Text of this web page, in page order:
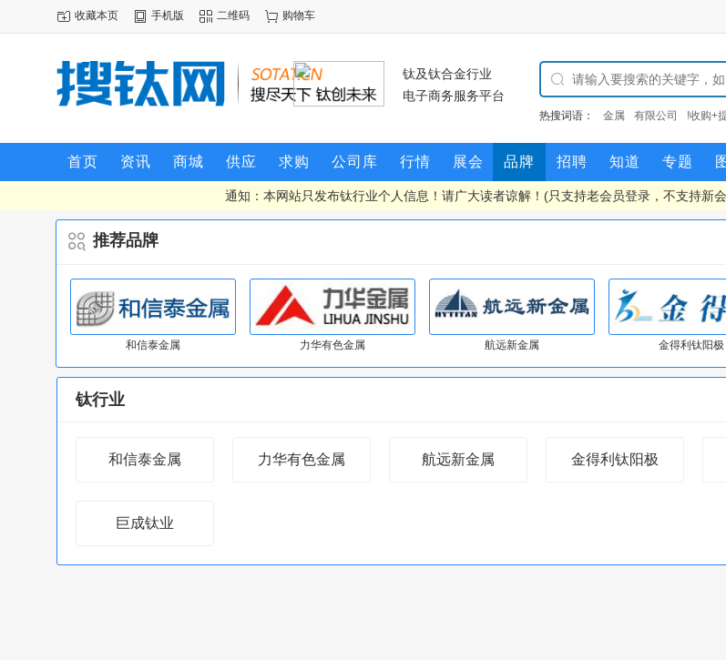
收藏本页 手机版 二维码 购物车
钛及钛合金行业
电子商务服务平台
热搜词语： 金属 有限公司 !收购+
首页 资讯 商城 供应 求购 公司库 行情 展会 品牌 招聘 知道 专题
通知：本网站只发布钛行业个人信息！请广大读者谅解！(只支持老会员登录，不支持新
推荐品牌
和信泰金属 力华有色金属 航远新金属 金得利钛阳极
钛行业
和信泰金属 力华有色金属 航远新金属 金得利钛阳极
巨成钛业